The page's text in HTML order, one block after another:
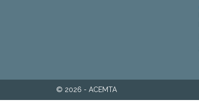
© 2026 - ACEMTA